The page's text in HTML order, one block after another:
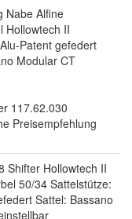
Nabe Alfine
Hollowtech II
Patent gefedert
Modular CT
117.62.030
Preisempfehlung
Shifter Hollowtech II
50/34 Sattelstütze:
Sattel: Bassano